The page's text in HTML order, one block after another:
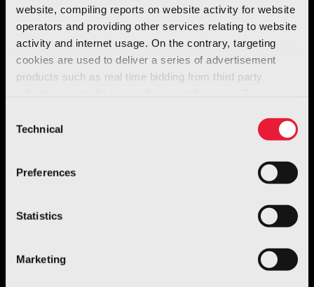
website, compiling reports on website activity for website
operators and providing other services relating to website
activity and internet usage. On the contrary, targeting
cookies are used to deliver a series of advertisement
products such as real time bidding from third party
Selection
Technical
Preferences
Statistics
Marketing
un’altezza maggiore per offrire unabitacolo
più confortevolegrazie a una forma quasi
da monovolume.